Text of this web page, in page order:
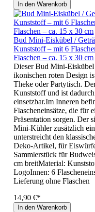
In den Warenkorb
Bud Mini-Eiskübel /
Kunststoff – mit 6
Flaschen – ca. 15 x 30 cm
Dieser Bud Mini-
ikonischen roten Design
Theke oder Partytisch.
Kunststoff und ist
einsetzbar.Im Inneren
Flascheneinsätze, die für
Präsentation sorgen. Der
Mini-Kühler zusätzlich
unterstreicht den
Deko-Artikel, für
Sammlerstück für
cm breitMaterial:
LogoInnen: 6
Lieferung ohne Flaschen
14,90 €*
In den Warenkorb